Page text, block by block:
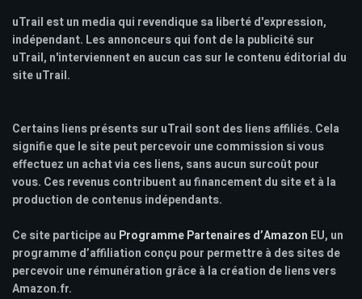
uTrail est un media qui revendique sa liberté d'expression,
indépendant. Les annonceurs qui font de la publicité sur
uTrail, n'interviennent en aucun cas sur le contenu éditorial du
site uTrail.
Certains liens présents sur uTrail sont des liens affiliés. Cela
signifie que le site peut percevoir une commission si vous
effectuez un achat via ces liens, sans aucun surcoût pour
vous. Ces revenus contribuent au financement du site et à la
production de contenus indépendants.
Ce site participe au Programme Partenaires d’Amazon EU, un
programme d’affiliation conçu pour permettre à des sites de
percevoir une rémunération grâce à la création de liens vers
Amazon.fr.